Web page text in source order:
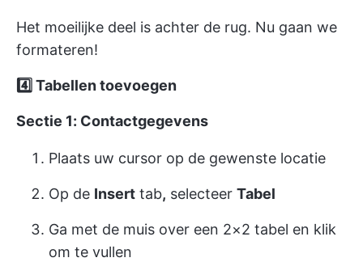
Het moeilijke deel is achter de rug. Nu gaan we
formateren!
4️⃣ Tabellen toevoegen
Sectie 1: Contactgegevens
Plaats uw cursor op de gewenste locatie
Op de Insert tab, selecteer Tabel
Ga met de muis over een 2×2 tabel en klik
om te vullen